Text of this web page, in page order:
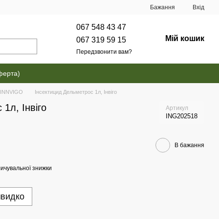
Бажання Вхід
067 548 43 47
067 319 59 15
Передзвонити вам?
Мій кошик
INNVIGO Інсектицид Дельметрос 1л, Інвіго
Інвіго Артикул
ING202518
В бажання
знижки